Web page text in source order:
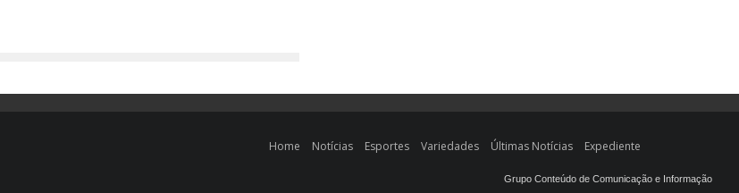
Home Notícias Esportes Variedades Últimas Notícias Expediente
Grupo Conteúdo de Comunicação e Informação